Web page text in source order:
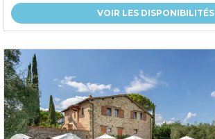
VOIR LES DISPONIBILITÉS